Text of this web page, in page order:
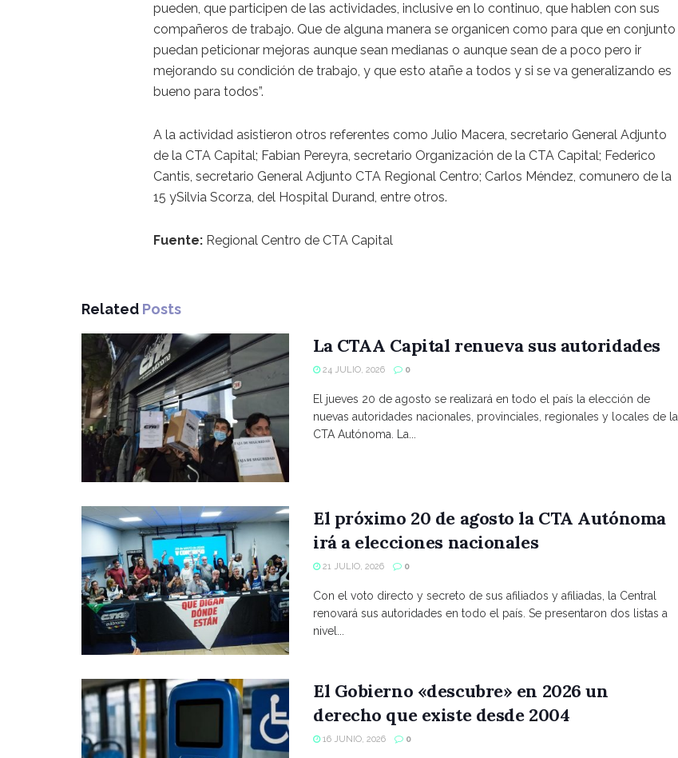
pueden, que participen de las actividades, inclusive en lo continuo, que hablen con sus
compañeros de trabajo. Que de alguna manera se organicen como para que en conjunto
puedan peticionar mejoras aunque sean medianas o aunque sean de a poco pero ir
mejorando su condición de trabajo, y que esto atañe a todos y si se va generalizando es
bueno para todos”.
A la actividad asistieron otros referentes como Julio Macera, secretario General Adjunto
de la CTA Capital; Fabian Pereyra, secretario Organización de la CTA Capital; Federico
Cantis, secretario General Adjunto CTA Regional Centro; Carlos Méndez, comunero de la
15 ySilvia Scorza, del Hospital Durand, entre otros.
Fuente: Regional Centro de CTA Capital
Related Posts
La CTAA Capital renueva sus autoridades
24 JULIO, 2026 0
El jueves 20 de agosto se realizará en todo el país la elección de
nuevas autoridades nacionales, provinciales, regionales y locales de la
CTA Autónoma. La...
El próximo 20 de agosto la CTA Autónoma
irá a elecciones nacionales
21 JULIO, 2026 0
Con el voto directo y secreto de sus afiliados y afiliadas, la Central
renovará sus autoridades en todo el país. Se presentaron dos listas a
nivel...
El Gobierno «descubre» en 2026 un
derecho que existe desde 2004
16 JUNIO, 2026 0